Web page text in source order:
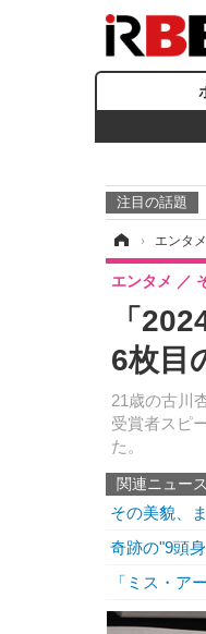
注目の話題
› エンタメ
「
6枚目
21歳の古川
受賞者スピ
た。
エンタメ
関連ニュース
その美貌、
奇跡の"9頭
「ミス・ア